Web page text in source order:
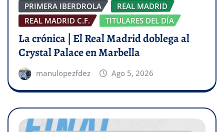
PRIMERA IBERDROLA
REAL MADRID
REAL MADRID C.F.
TITULARES DEL DÍA
La crónica | El Real Madrid doblega al
Crystal Palace en Marbella
manulopezfdez Ago 5, 2026